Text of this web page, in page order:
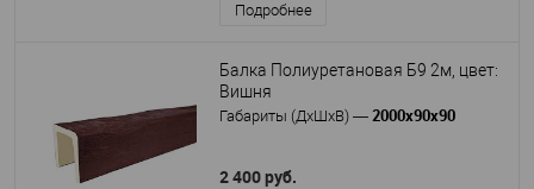
Подробнее
Балка Полиуретановая Б9 2м, цвет:
Вишня
Габариты (ДхШхВ) — 2000х90х90
2 400 руб.